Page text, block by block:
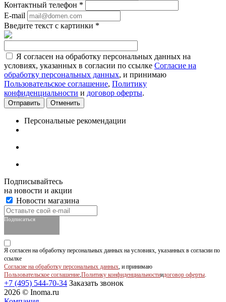
Контактный телефон *
E-mail
Введите текст с картинки *
Я согласен на обработку персональных данных на
условиях, указанных в согласии по ссылке Согласие на
обработку персональных данных, и принимаю
Пользовательское соглашение, Политику
конфиденциальности и договор оферты.
Отменить
Персональные рекомендации
Подписывайтесь
на новости и акции
Новости магазина
Подписаться
Я согласен на обработку персональных данных на условиях, указанных в согласии по
ссылке
Согласие на обработку персональных данных, и принимаю
Пользовательское соглашение,Политику конфиденциальностиидоговор оферты.
+7 (495) 544-70-34 Заказать звонок
2026 © Inoma.ru